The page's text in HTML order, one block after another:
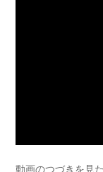
動画のつづきを見